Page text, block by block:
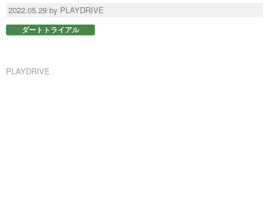
リザルトデータベース
バックナンバー
2022.05.29 by PLAYDRIVE
ダートトライアル
PLAYDRIVE